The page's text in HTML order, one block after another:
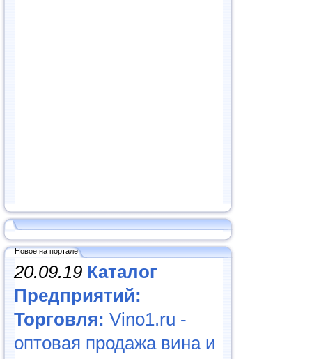
Новое на портале
20.09.19 Каталог
Предприятий:
Торговля: Vino1.ru -
оптовая продажа вина и